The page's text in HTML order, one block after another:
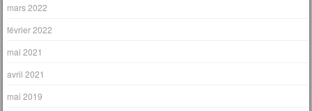
mars 2022
février 2022
mai 2021
avril 2021
mai 2019